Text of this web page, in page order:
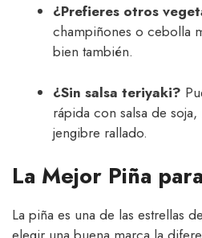
¿Prefieres otros
champiñones o cebolla
bien también.
¿Sin salsa teriyaki?
rápida con salsa de
jengibre rallado.
La Mejor Piña
La piña es una de las estrellas